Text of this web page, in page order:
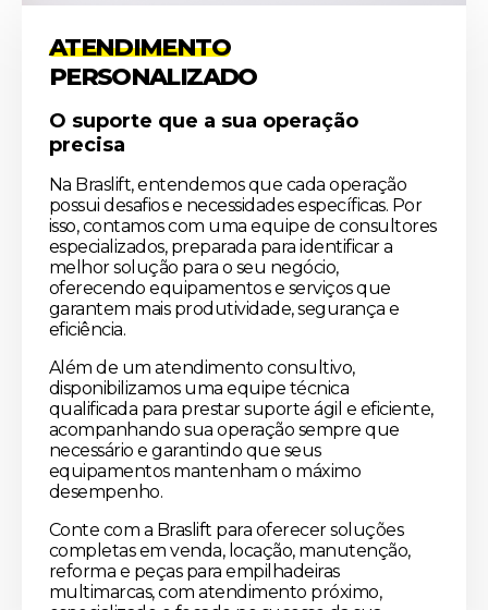
ATENDIMENTO
PERSONALIZADO
O suporte que a sua operação
precisa
Na Braslift, entendemos que cada operação
possui desafios e necessidades específicas. Por
isso, contamos com uma equipe de consultores
especializados, preparada para identificar a
melhor solução para o seu negócio,
oferecendo equipamentos e serviços que
garantem mais produtividade, segurança e
eficiência.
Além de um atendimento consultivo,
disponibilizamos uma equipe técnica
qualificada para prestar suporte ágil e eficiente,
acompanhando sua operação sempre que
necessário e garantindo que seus
equipamentos mantenham o máximo
desempenho.
Conte com a Braslift para oferecer soluções
completas em venda, locação, manutenção,
reforma e peças para empilhadeiras
multimarcas, com atendimento próximo,